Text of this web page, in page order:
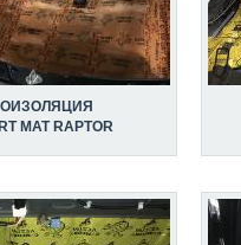
MAT RAPTOR